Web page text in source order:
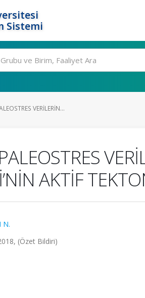
Sistemi
VERİLERİN...
AKTİF
N.
(Özet Bildiri)